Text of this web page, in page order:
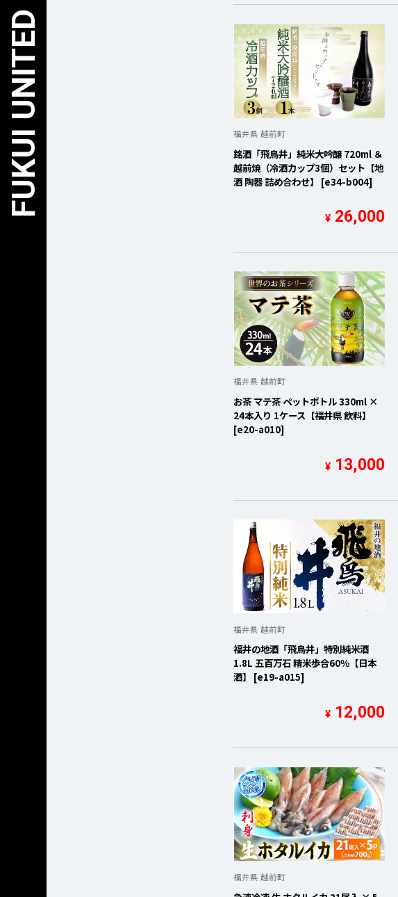
福井県 越前町
銘酒「飛鳥井」純米大吟醸 720ml ＆
越前焼（冷酒カップ3個）セット【地
酒 陶器 詰め合わせ】 [e34-b004]
¥ 26,000
福井県 越前町
お茶 マテ茶 ペットボトル 330ml ×
24本入り 1ケース【福井県 飲料】
[e20-a010]
¥ 13,000
福井県 越前町
福井の地酒「飛鳥井」特別純米酒
1.8L 五百万石 精米歩合60％【日本
酒】 [e19-a015]
¥ 12,000
福井県 越前町